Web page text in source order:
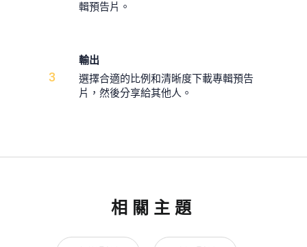
輯預告片。
3
輸出
選擇合適的比例和清晰度下載專輯預告
片，然後分享給其他人。
相關主題